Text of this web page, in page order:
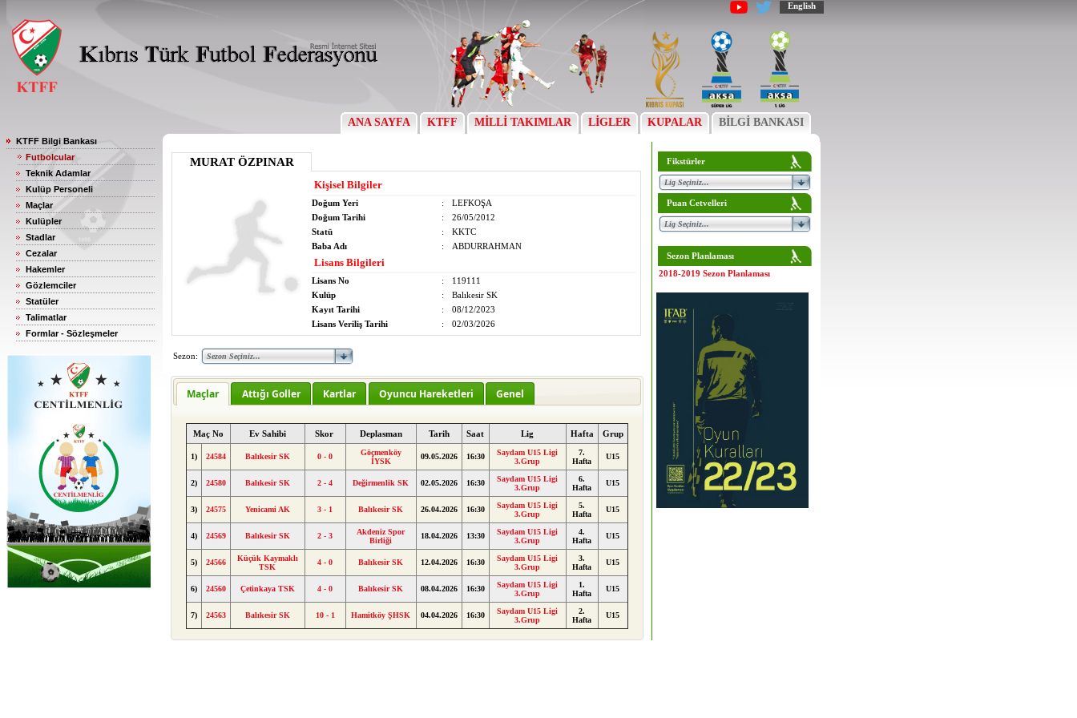
English
ANA SAYFA KTFF MİLLİ TAKIMLAR LİGLER KUPALAR BİLGİ BANKASI
KTFF Bilgi Bankası
Futbolcular
Teknik Adamlar
Kulüp Personeli
Maçlar
Kulüpler
Stadlar
Cezalar
Hakemler
Gözlemciler
Statüler
Talimatlar
Formlar - Sözleşmeler
MURAT ÖZPINAR
Kişisel Bilgiler
Doğum Yeri :
LEFKOŞA
Doğum Tarihi
:
26/05/2012
Statü
:
KKTC
Baba Adı
: ABDURRAHMAN
Lisans Bilgileri
Lisans No :
119111
Kulüp
:
Balıkesir SK
Kayıt Tarihi
:
08/12/2023
Lisans Veriliş Tarihi
: 02/03/2026
Sezon:
Maçlar Attığı Goller Kartlar Oyuncu Hareketleri Genel
Maç No Ev Sahibi Skor Deplasman Tarih Saat Lig Hafta Grup
1) 24584 Balıkesir SK 0 - 0
Göçmenköy
İYSK
09.05.2026 16:30
Saydam U15 Ligi
3.Grup
7.
Hafta
U15
2) 24580 Balıkesir SK 2 - 4 Değirmenlik SK 02.05.2026 16:30
Saydam U15 Ligi
3.Grup
6.
Hafta
U15
3) 24575 Yenicami AK 3 - 1 Balıkesir SK 26.04.2026 16:30
Saydam U15 Ligi
3.Grup
5.
Hafta
U15
4) 24569 Balıkesir SK 2 - 3
Akdeniz Spor
Birliği
18.04.2026 13:30
Saydam U15 Ligi
3.Grup
4.
Hafta
U15
5) 24566
Küçük Kaymaklı
TSK
4 - 0 Balıkesir SK 12.04.2026 16:30
Saydam U15 Ligi
3.Grup
3.
Hafta
U15
6) 24560 Çetinkaya TSK 4 - 0 Balıkesir SK 08.04.2026 16:30
Saydam U15 Ligi
3.Grup
1.
Hafta
U15
7) 24563 Balıkesir SK 10 - 1 Hamitköy ŞHSK 04.04.2026 16:30
Saydam U15 Ligi
3.Grup
2.
Hafta
U15
Fikstürler
Puan Cetvelleri
Sezon Planlaması
2018-2019 Sezon Planlaması